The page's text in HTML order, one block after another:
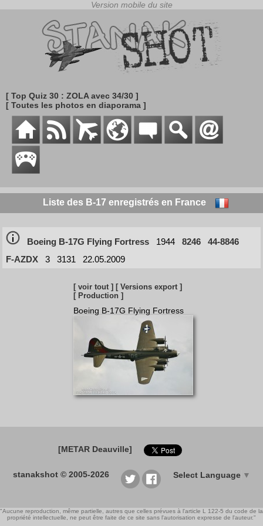
[ Top Quiz 30 : ZOLA avec 34/30 ]
[ Toutes les photos en diaporama ]
Liste des B-17 enregistrés en France
Boeing B-17G Flying Fortress 1944 8246
44-8846
F-AZDX
3 3131 22.05.2009
[ voir tout ] [ Versions export ]
[ Production ]
Boeing B-17G Flying Fortress
[METAR Deauville]
stanakshot © 2005-2026 Select Language ▼
"Aucune reproduction, même partielle, autres que celles prévues à l'article L 122-5 du code de la
propriété intellectuelle, ne peut être faite de ce site sans l'autorisation expresse de l'auteur."